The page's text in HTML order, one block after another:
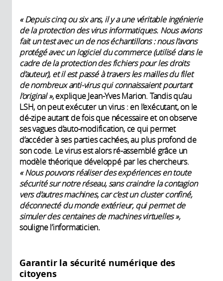
« Depuis cinq ou six ans, il y a une véritable ingénierie
de la protection des virus informatiques. Nous avions
fait un test avec un de nos échantillons : nous l’avons
protégé avec un logiciel du commerce (utilisé dans le
cadre de la protection des fichiers pour les droits
d’auteur), et il est passé à travers les mailles du filet
de nombreux anti-virus qui connaissaient pourtant
l’original », explique Jean-Yves Marion. Tandis qu’au
LSH, on peut exécuter un virus : en l’exécutant, on le
dé-zipe autant de fois que nécessaire et on observe
ses vagues d’auto-modification, ce qui permet
d’accéder à ses parties cachées, au plus profond de
son code. Le virus est alors ré-assemblé grâce un
modèle théorique développé par les chercheurs.
« Nous pouvons réaliser des expériences en toute
sécurité sur notre réseau, sans craindre la contagion
vers d’autres machines, car c’est un cluster confiné,
déconnecté du monde extérieur, qui permet de
simuler des centaines de machines virtuelles »,
souligne l’informaticien.
Garantir la sécurité numérique des
citoyens